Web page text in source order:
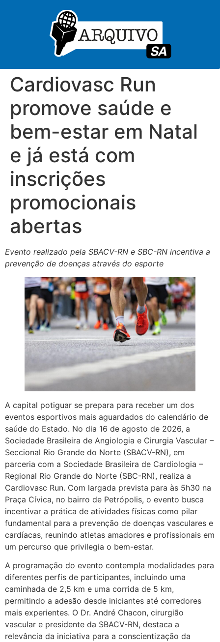
Cardiovasc Run
promove saúde e
bem-estar em Natal
e já está com
inscrições
promocionais
abertas
Evento realizado pela SBACV-RN e SBC-RN incentiva a
prevenção de doenças através do esporte
A capital potiguar se prepara para receber um dos
eventos esportivos mais aguardados do calendário de
saúde do Estado. No dia 16 de agosto de 2026, a
Sociedade Brasileira de Angiologia e Cirurgia Vascular –
Seccional Rio Grande do Norte (SBACV-RN), em
parceria com a Sociedade Brasileira de Cardiologia –
Regional Rio Grande do Norte (SBC-RN), realiza a
Cardiovasc Run. Com largada prevista para às 5h30 na
Praça Cívica, no bairro de Petrópolis, o evento busca
incentivar a prática de atividades físicas como pilar
fundamental para a prevenção de doenças vasculares e
cardíacas, reunindo atletas amadores e profissionais em
um percurso que privilegia o bem-estar.
A programação do evento contempla modalidades para
diferentes perfis de participantes, incluindo uma
caminhada de 2,5 km e uma corrida de 5 km,
permitindo a adesão desde iniciantes até corredores
mais experientes. O Dr. André Chacon, cirurgião
vascular e presidente da SBACV-RN, destaca a
relevância da iniciativa para a conscientização da